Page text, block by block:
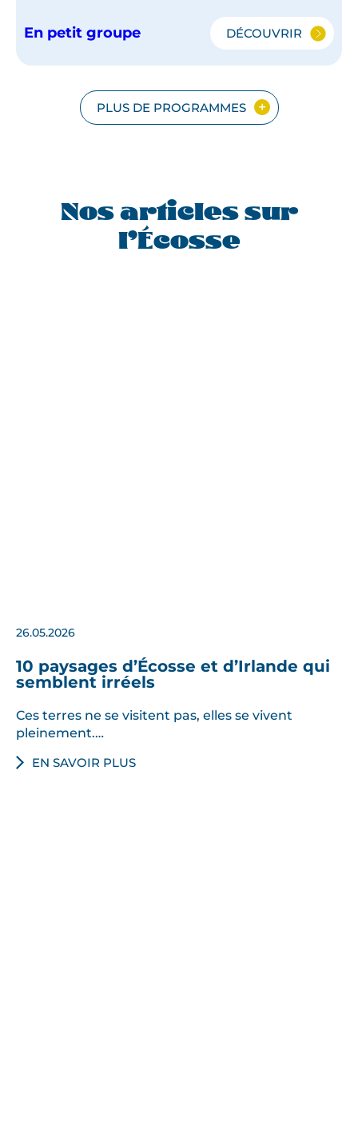
En petit groupe DÉCOUVRIR
L'ÉCOSSE
EN
PETIT
GROUPE
PLUS DE PROGRAMMES
Nos articles sur
l’Écosse
26.05.2026
10 paysages d’Écosse et d’Irlande qui
semblent irréels
Ces terres ne se visitent pas, elles se vivent
pleinement.…
EN SAVOIR PLUS